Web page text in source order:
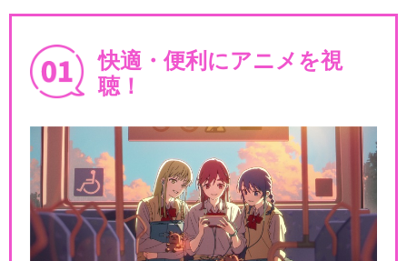
快適・便利にアニメを視
聴！